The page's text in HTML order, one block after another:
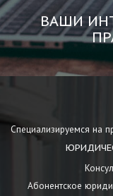
ВАШИ
Специализируемся на
Абонентское